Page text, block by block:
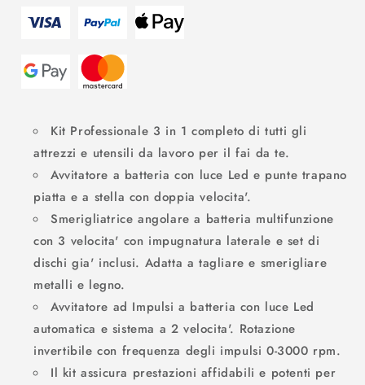
Kit Professionale 3 in 1 completo di tutti gli
attrezzi e utensili da lavoro per il fai da te.
Avvitatore a batteria con luce Led e punte trapano
piatta e a stella con doppia velocita'.
Smerigliatrice angolare a batteria multifunzione
con 3 velocita' con impugnatura laterale e set di
dischi gia' inclusi. Adatta a tagliare e smerigliare
metalli e legno.
Avvitatore ad Impulsi a batteria con luce Led
automatica e sistema a 2 velocita'. Rotazione
invertibile con frequenza degli impulsi 0-3000 rpm.
Il kit assicura prestazioni affidabili e potenti per